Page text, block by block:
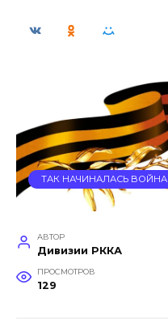
ТАК НАЧИНАЛАСЬ ВОЙНА
АВТОР
Дивизии РККА
ПРОСМОТРОВ
129